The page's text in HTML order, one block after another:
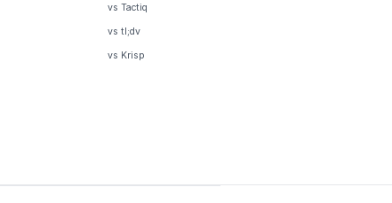
vs Tactiq
vs tl;dv
vs Krisp